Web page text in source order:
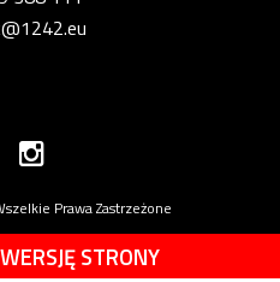
Prawa Zastrzeżone
STRONY